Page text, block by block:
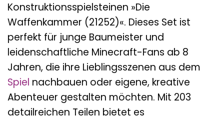
Konstruktionsspielsteinen »Die
Waffenkammer (21252)«. Dieses Set ist
perfekt für junge Baumeister und
leidenschaftliche Minecraft-Fans ab 8
Jahren, die ihre Lieblingsszenen aus dem
Spiel nachbauen oder eigene, kreative
Abenteuer gestalten möchten. Mit 203
detailreichen Teilen bietet es